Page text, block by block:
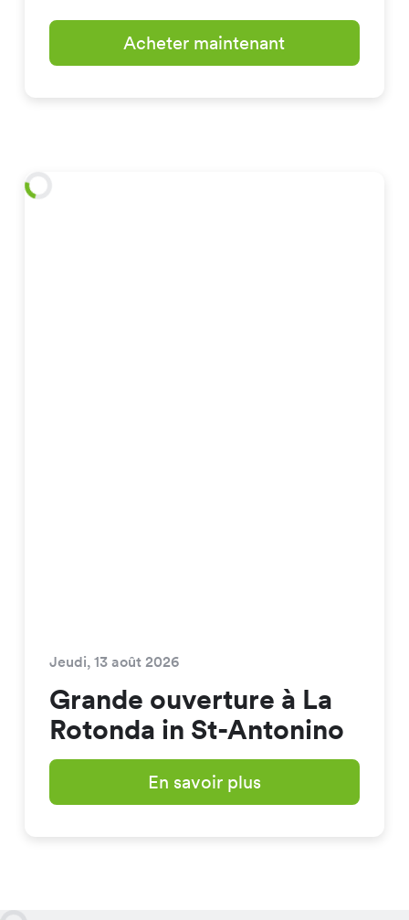
Acheter maintenant
Jeudi, 13 août 2026
Grande ouverture à La
Rotonda in St-Antonino
En savoir plus